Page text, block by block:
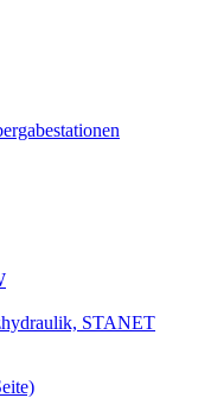
STANET